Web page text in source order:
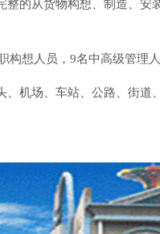
的从货物构想、制造、安
想人员，9名中高级管理
机场、车站、公路、街